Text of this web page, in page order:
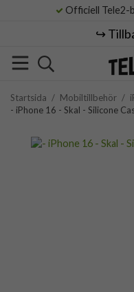
Officiell
↪️
Startsida / Mobiltillbehör /
- iPhone 16 - Skal - Silicone